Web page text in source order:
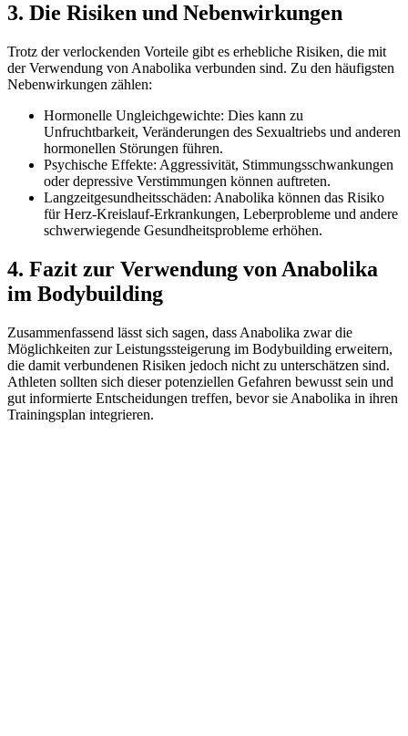
3. Die Risiken und Nebenwirkungen
Trotz der verlockenden Vorteile gibt es erhebliche Risiken, die mit
der Verwendung von Anabolika verbunden sind. Zu den häufigsten
Nebenwirkungen zählen:
Hormonelle Ungleichgewichte: Dies kann zu
Unfruchtbarkeit, Veränderungen des Sexualtriebs und anderen
hormonellen Störungen führen.
Psychische Effekte: Aggressivität, Stimmungsschwankungen
oder depressive Verstimmungen können auftreten.
Langzeitgesundheitsschäden: Anabolika können das Risiko
für Herz-Kreislauf-Erkrankungen, Leberprobleme und andere
schwerwiegende Gesundheitsprobleme erhöhen.
4. Fazit zur Verwendung von Anabolika
im Bodybuilding
Zusammenfassend lässt sich sagen, dass Anabolika zwar die
Möglichkeiten zur Leistungssteigerung im Bodybuilding erweitern,
die damit verbundenen Risiken jedoch nicht zu unterschätzen sind.
Athleten sollten sich dieser potenziellen Gefahren bewusst sein und
gut informierte Entscheidungen treffen, bevor sie Anabolika in ihren
Trainingsplan integrieren.